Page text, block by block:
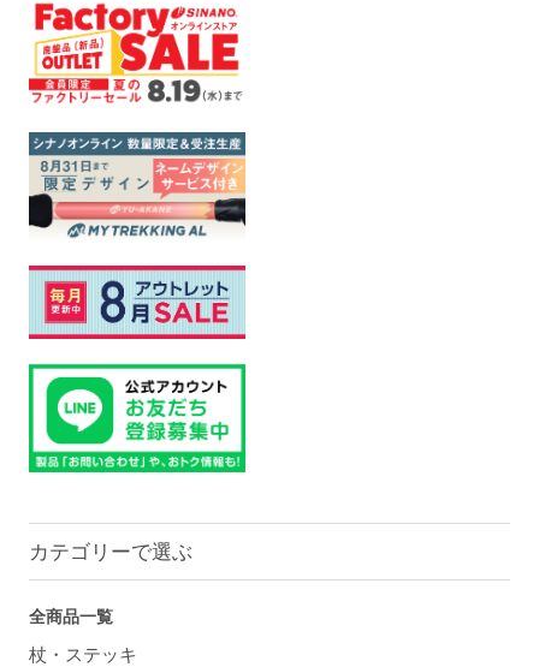
カテゴリーで選ぶ
全商品一覧
杖・ステッキ